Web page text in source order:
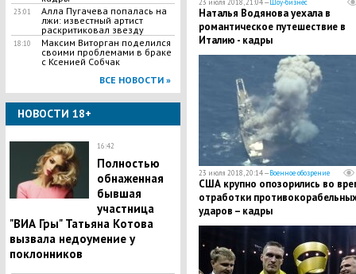
23:01
Алла Пугачева попалась на
лжи: известный артист
раскритиковал звезду
18:10
​Максим Виторган поделился
своими проблемами в браке
с Ксенией Собчак
ВСЕ НОВОСТИ »
НОВОСТИ 18+
16:42
Полностью
обнаженная
бывшая
участница
"ВИА Гры" Татьяна Котова
вызвала недоумение у
поклонников
23 июля 2018, 21:04 —Шоу-бизнес
Наталья Водянова уехала в
романтическое путешествие в
Италию - кадры
23 июля 2018, 20:14 —Военное обозрение
США крупно опозорились во
отработки
ударов – кадры